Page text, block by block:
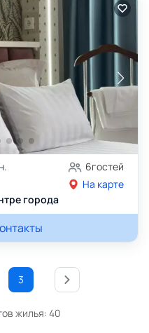
6гостей
На карте
города
3
жилья: 40